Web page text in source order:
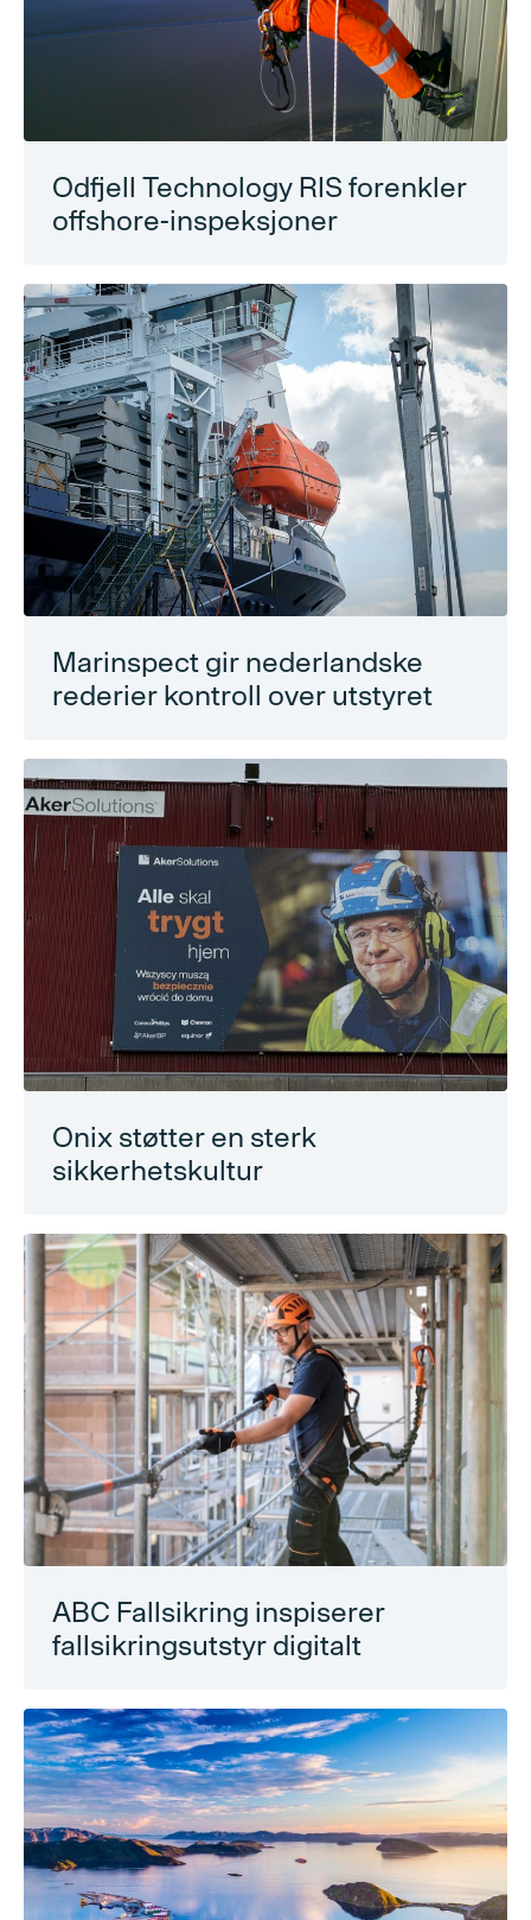
Odfjell Technology RIS forenkler
offshore-inspeksjoner
Marinspect gir nederlandske
rederier kontroll over utstyret
Onix støtter en sterk
sikkerhetskultur
ABC Fallsikring inspiserer
fallsikringsutstyr digitalt